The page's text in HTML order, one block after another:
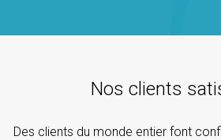
Nos clients
Des clients du monde entier font